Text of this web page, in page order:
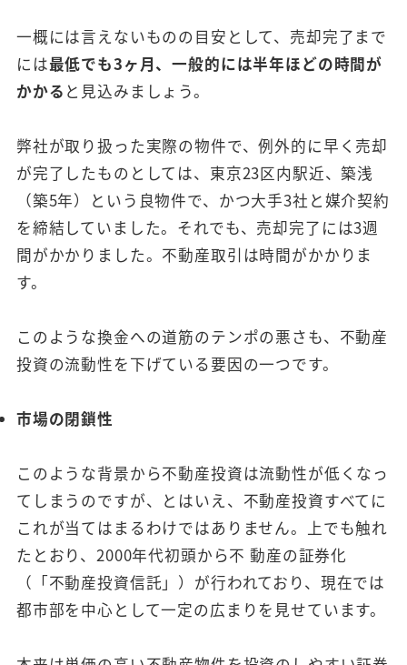
一概には言えないものの目安として、売却完了まで
には最低でも3ヶ月、一般的には半年ほどの時間が
かかる と見込みましょう。
弊社が取り扱った実際の物件で、例外的に早く売却
が完了したものとしては、東京23区内駅近、築浅
（築5年）という良物件で、かつ大手3社と媒介契約
を締結していました。それでも、売却完了には3週
間がかかりました。不動産取引は時間がかかりま
す。
このような換金への道筋のテンポの悪さも、不動産
投資の流動性を下げている要因の一つです。
市場の閉鎖性
このような背景から不動産投資は流動性が低くなっ
てしまうのですが、とはいえ、不動産投資すべてに
これが当てはまるわけではありません。上でも触れ
たとおり、2000年代初頭から不 動産の証券化
（「不動産投資信託」）が行われており、現在では
都市部を中心として一定の広まりを見せています。